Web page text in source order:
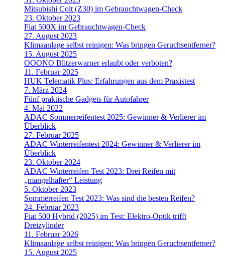
Mitsubishi Colt (Z30) im Gebrauchtwagen-Check
23. Oktober 2023
Fiat 500X im Gebrauchtwagen-Check
27. August 2023
Klimaanlage selbst reinigen: Was bringen Geruchsentferner?
15. August 2025
OOONO Blitzerwarner erlaubt oder verboten?
11. Februar 2025
HUK Telematik Plus: Erfahrungen aus dem Praxistest
7. März 2024
Fünf praktische Gadgets für Autofahrer
4. Mai 2022
ADAC Sommerreifentest 2025: Gewinner & Verlierer im
Überblick
27. Februar 2025
ADAC Winterreifentest 2024: Gewinner & Verlierer im
Überblick
23. Oktober 2024
ADAC Winterreifen Test 2023: Drei Reifen mit
„mangelhafter“ Leistung
5. Oktober 2023
Sommerreifen Test 2023: Was sind die besten Reifen?
24. Februar 2023
Fiat 500 Hybrid (2025) im Test: Elektro-Optik trifft
Dreizylinder
11. Februar 2026
Klimaanlage selbst reinigen: Was bringen Geruchsentferner?
15. August 2025